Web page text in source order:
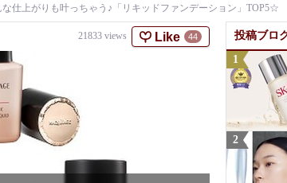
な仕上がりも叶っちゃう♪「リキッドファンデーション」TOP5☆
21833 views Like 44 投稿ブロ